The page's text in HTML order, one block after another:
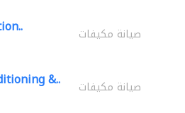
صيانة مكيفات
&.. صيانة مكيفات